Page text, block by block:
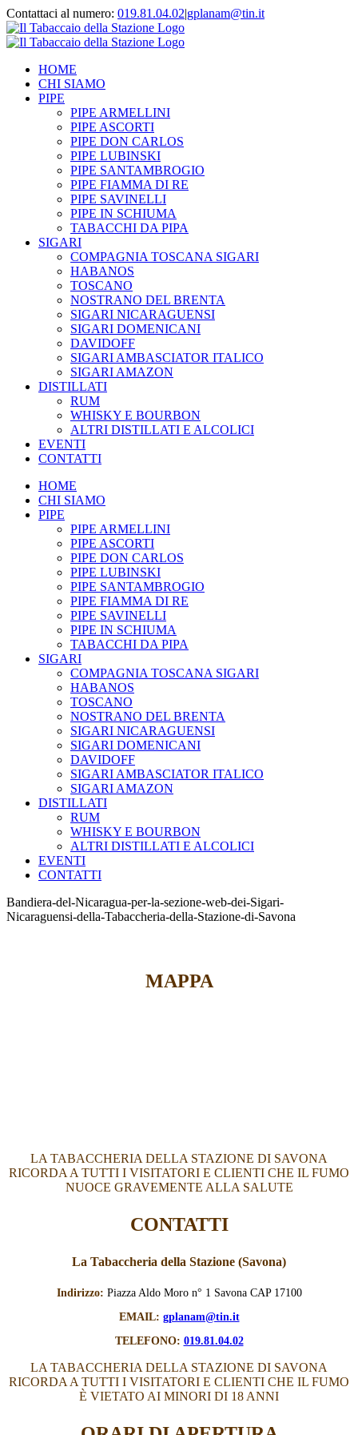
Contattaci al numero: 019.81.04.02|gplanam@tin.it
HOME
CHI SIAMO
PIPE
PIPE ARMELLINI
PIPE ASCORTI
PIPE DON CARLOS
PIPE LUBINSKI
PIPE SANTAMBROGIO
PIPE FIAMMA DI RE
PIPE SAVINELLI
PIPE IN SCHIUMA
TABACCHI DA PIPA
SIGARI
COMPAGNIA TOSCANA SIGARI
HABANOS
TOSCANO
NOSTRANO DEL BRENTA
SIGARI NICARAGUENSI
SIGARI DOMENICANI
DAVIDOFF
SIGARI AMBASCIATOR ITALICO
SIGARI AMAZON
DISTILLATI
RUM
WHISKY E BOURBON
ALTRI DISTILLATI E ALCOLICI
EVENTI
CONTATTI
HOME
CHI SIAMO
PIPE
PIPE ARMELLINI
PIPE ASCORTI
PIPE DON CARLOS
PIPE LUBINSKI
PIPE SANTAMBROGIO
PIPE FIAMMA DI RE
PIPE SAVINELLI
PIPE IN SCHIUMA
TABACCHI DA PIPA
SIGARI
COMPAGNIA TOSCANA SIGARI
HABANOS
TOSCANO
NOSTRANO DEL BRENTA
SIGARI NICARAGUENSI
SIGARI DOMENICANI
DAVIDOFF
SIGARI AMBASCIATOR ITALICO
SIGARI AMAZON
DISTILLATI
RUM
WHISKY E BOURBON
ALTRI DISTILLATI E ALCOLICI
EVENTI
CONTATTI
Bandiera-del-Nicaragua-per-la-sezione-web-dei-Sigari-
Nicaraguensi-della-Tabaccheria-della-Stazione-di-Savona
MAPPA
LA TABACCHERIA DELLA STAZIONE DI SAVONA
RICORDA A TUTTI I VISITATORI E CLIENTI CHE IL FUMO
NUOCE GRAVEMENTE ALLA SALUTE
CONTATTI
La Tabaccheria della Stazione (Savona)
Indirizzo: Piazza Aldo Moro n° 1 Savona CAP 17100
EMAIL: gplanam@tin.it
TELEFONO: 019.81.04.02
LA TABACCHERIA DELLA STAZIONE DI SAVONA
RICORDA A TUTTI I VISITATORI E CLIENTI CHE IL FUMO
È VIETATO AI MINORI DI 18 ANNI